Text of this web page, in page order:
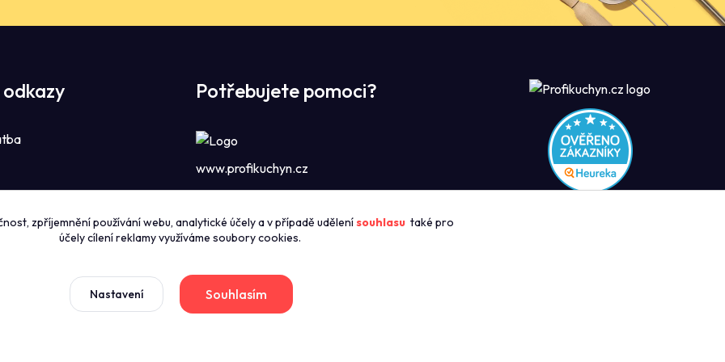
Potřebujete pomoci?
www.profikuchyn.cz
+420774421626
sales@profikuchyn.cz
zpříjemnění používání webu, analytické účely a v případě udělenísouhlasu také pro
účely cílení reklamy využíváme soubory cookies.
Nastavení Souhlasím